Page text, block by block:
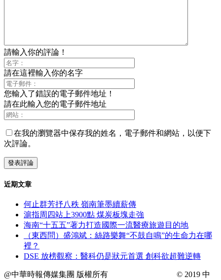
請輸入你的評論！
請在這裡輸入你的名字
您輸入了錯誤的電子郵件地址！
請在此輸入您的電子郵件地址
在我的瀏覽器中保存我的姓名，電子郵件和網站，以便下
次評論。
近期文章
何止群芳抒八秩 嶺南筆墨續薪傳
滬指周四站上3900點 煤炭板塊走強
海南“十五五”著力打造國際一流醫療旅遊目的地
（東西問）盛鴻斌：絲路樂舞“不鼓自鳴”的生命力在哪
裡？
DSE 放榜觀察：醫科仍是狀元首選 創科欲超難逆轉
@中華時報傳媒集團 版權所有
© 2019 中